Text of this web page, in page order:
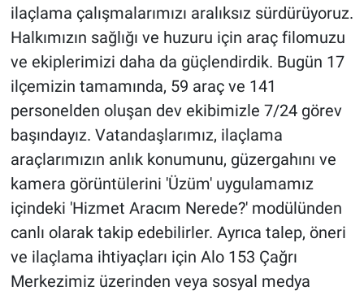
ilaçlama çalışmalarımızı aralıksız sürdürüyoruz.
Halkımızın sağlığı ve huzuru için araç filomuzu
ve ekiplerimizi daha da güçlendirdik. Bugün 17
ilçemizin tamamında, 59 araç ve 141
personelden oluşan dev ekibimizle 7/24 görev
başındayız. Vatandaşlarımız, ilaçlama
araçlarımızın anlık konumunu, güzergahını ve
kamera görüntülerini 'Üzüm' uygulamamız
içindeki 'Hizmet Aracım Nerede?' modülünden
canlı olarak takip edebilirler. Ayrıca talep, öneri
ve ilaçlama ihtiyaçları için Alo 153 Çağrı
Merkezimiz üzerinden veya sosyal medya